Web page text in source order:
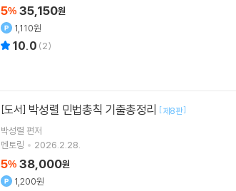
5% 35,150원
1,110원
10.0 (2)
[도서] 박성렬 민법총칙 기출총정리 [제8판]
박성렬 편저
멘토링
2026.2.28.
5% 38,000원
1,200원